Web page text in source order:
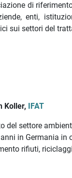
di
enti,
sui settori del
Koller, IFAT
del settore
in Germania in
rifiuti,